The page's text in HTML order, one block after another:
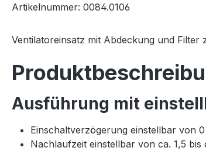
Artikelnummer: 0084.0106
Ventilatoreinsatz mit Abdeckung und
Ausführung mit
Einschaltverzögerung einstellbar von 0
Nachlaufzeit einstellbar von ca. 1,5 bis